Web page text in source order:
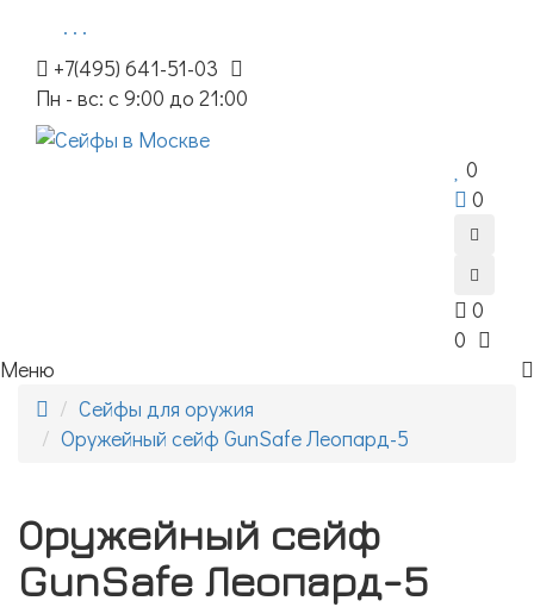
. . .
+7(495) 641-51-03
Пн - вс: с 9:00 до 21:00
0
0
0
0
Меню
Сейфы для оружия
Оружейный сейф GunSafe Леопард-5
Оружейный сейф
GunSafe Леопард-5